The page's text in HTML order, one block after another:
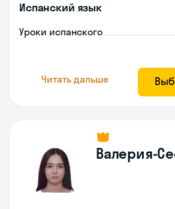
Испанский язык
Уроки испанского
Читать дальше
Валерия-